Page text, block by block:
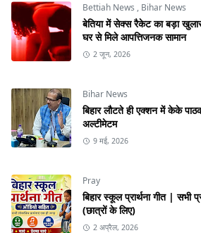
Bettiah News , Bihar News
बेतिया में सेक्स रैकेट का बड़ा
घर से मिले आपत्तिजनक सामान
2 जून, 2026
Bihar News
बिहार लौटते ही एक्शन में केके
अल्टीमेटम
9 मई, 2026
Pray
बिहार स्कूल प्रार्थना गीत | सभी
(छात्रों के लिए)
2 अप्रैल, 2026